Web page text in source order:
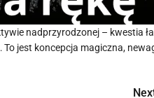
nadprzyrodzonej – kwestia
jest koncepcja magiczna,